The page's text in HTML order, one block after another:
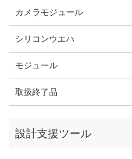
カメラモジュール
シリコンウエハ
モジュール
取扱終了品
設計支援ツール